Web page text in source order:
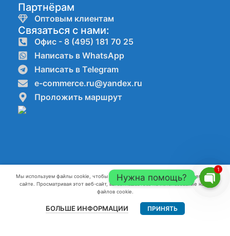
Партнёрам
Оптовым клиентам
Связаться с нами:
Офис - 8 (495) 181 70 25
Написать в WhatsApp
Написать в Telegram
e-commerce.ru@yandex.ru
Проложить маршрут
Компании ООО"КАНАТ" ИНН:7720861623 ОГРН:1227700082796 г.
Москва 2022-2026 г.
Мы используем файлы cookie, чтобы улучшить ваш опыт работы на нашем веб-
сайте. Просматривая этот веб-сайт, вы соглашаетесь на использование нами
файлов cookie.
БОЛЬШЕ ИНФОРМАЦИИ ПРИНЯТЬ
Разработка и продвижение сайтов webseed.ru
Главная Меню Контакты
Нужна помощь?
Open
1